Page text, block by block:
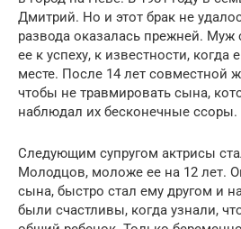
Дмитрий. Но и этот брак не
развода оказалась прежней. Муж
ее к успеху, к известности, когда
месте. После 14 лет совместной
чтобы не травмировать сына,
наблюдал их бесконечные ссоры.
Следующим супругом актрисы
Молодцов, моложе ее на 12 лет.
сына, быстро стал ему другом и
были счастливы, когда узнали,